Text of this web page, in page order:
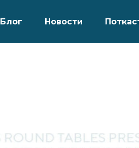
Блог Новости